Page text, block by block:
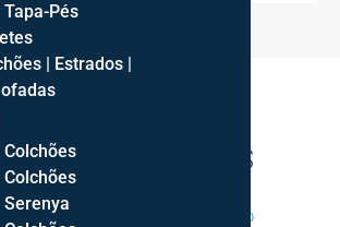
RELACIONADOS
Tapa-Pés
| Estrados |
Colchões
Colchões
Serenya